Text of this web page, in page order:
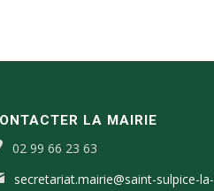
LA MAIRIE
02 99 66 23 63
secretariat.mairie@saint-sulpice-